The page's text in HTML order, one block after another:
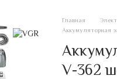
Главная
Аккумуляторная
V-362